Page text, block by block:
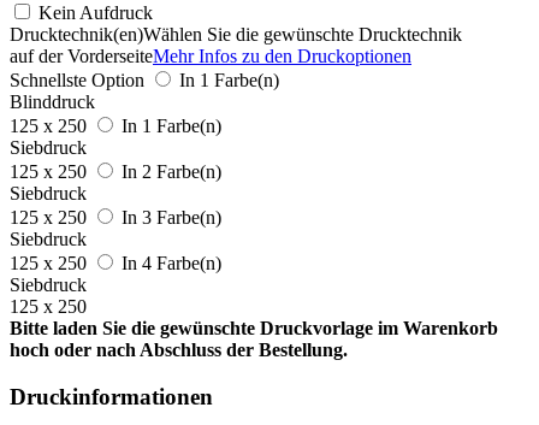
Kein Aufdruck
Drucktechnik(en)Wählen Sie die gewünschte Drucktechnik
auf der VorderseiteMehr Infos zu den Druckoptionen
Schnellste Option
In 1 Farbe(n)
Blinddruck
125 x 250
In 1 Farbe(n)
Siebdruck
125 x 250
In 2 Farbe(n)
Siebdruck
125 x 250
In 3 Farbe(n)
Siebdruck
125 x 250
In 4 Farbe(n)
Siebdruck
125 x 250
Bitte laden Sie die gewünschte Druckvorlage im Warenkorb
hoch oder nach Abschluss der Bestellung.
Druckinformationen